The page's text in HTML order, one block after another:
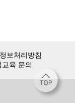
보처리방침
교육 문의